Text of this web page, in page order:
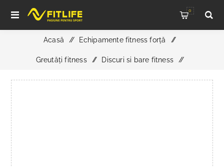
0
Acasă / Echipamente fitness forță /
Greutăți fitness / Discuri si bare fitness /
Disc calibrata din otel DYO - Creeaza-ti propriul design - 15